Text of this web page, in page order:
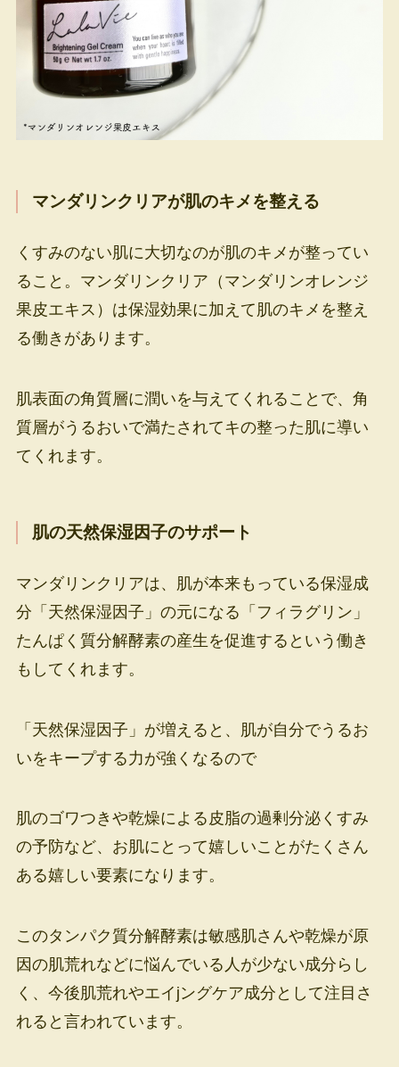
マンダリンクリアが肌のキメを整える
くすみのない肌に大切なのが肌のキメが整ってい
ること。マンダリンクリア（マンダリンオレンジ
果皮エキス）は保湿効果に加えて肌のキメを整え
る働きがあります。
肌表面の角質層に潤いを与えてくれることで、角
質層がうるおいで満たされてキの整った肌に導い
てくれます。
肌の天然保湿因子のサポート
マンダリンクリアは、肌が本来もっている保湿成
分「天然保湿因子」の元になる「フィラグリン」
たんぱく質分解酵素の産生を促進するという働き
もしてくれます。
「天然保湿因子」が増えると、肌が自分でうるお
いをキープする力が強くなるので
肌のゴワつきや乾燥による皮脂の過剰分泌くすみ
の予防など、お肌にとって嬉しいことがたくさん
ある嬉しい要素になります。
このタンパク質分解酵素は敏感肌さんや乾燥が原
因の肌荒れなどに悩んでいる人が少ない成分らし
く、今後肌荒れやエイjングケア成分として注目さ
れると言われています。